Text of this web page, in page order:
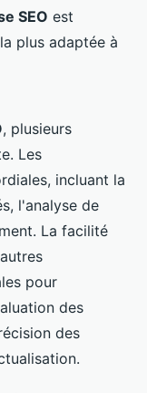
SEO est
plus adaptée à
, plusieurs
Les
incluant la
l'analyse de
La facilité
pour
des
des